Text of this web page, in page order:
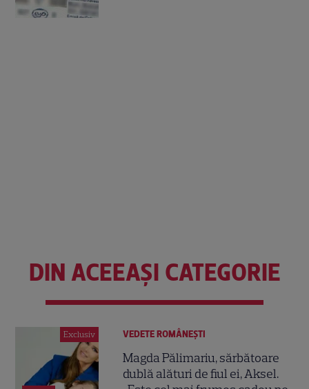
DIN ACEEAȘI CATEGORIE
Exclusiv VEDETE ROMÂNEŞTI
Magda Pălimariu, sărbătoare
dublă alături de fiul ei, Aksel.